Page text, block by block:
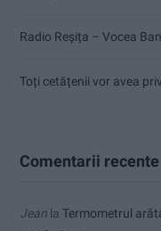
Radio Reșița – Vocea
Toți cetățenii vor avea
Comentarii recente
Jean la Termometrul